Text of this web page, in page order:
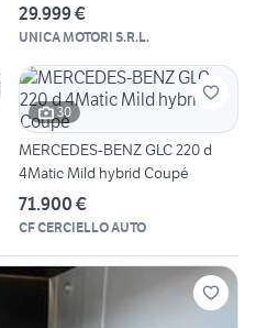
29.999 €
UNICA MOTORI S.R.L.
30
MERCEDES-BENZ GLC 220 d
4Matic Mild hybrid Coupé
71.900 €
CF CERCIELLO AUTO